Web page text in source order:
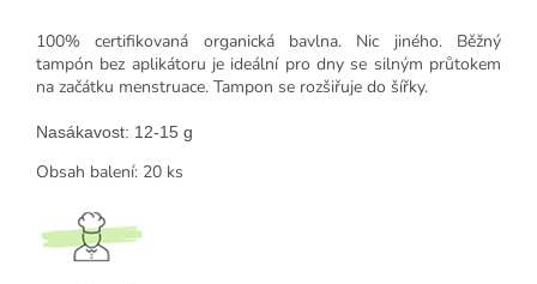
100% certifikovaná organická bavlna. Nic jiného. Běžný
tampón bez aplikátoru je ideální pro dny se silným průtokem
na začátku menstruace. Tampon se rozšiřuje do šířky.
Nasákavost: 12-15 g
Obsah balení: 20 ks